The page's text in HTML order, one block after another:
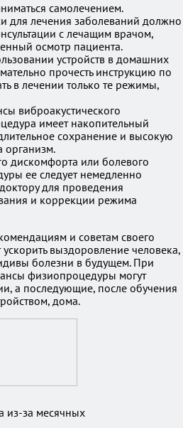
самолечением.
для лечения заболеваний должно
с лечащим врачом,
осмотр пациента.
устройств в домашних
прочесть инструкцию по
в лечении только те режимы,
виброакустического
имеет накопительный
сохранение и высокую
организм.
дискомфорта или болевого
ее следует немедленно
для проведения
и коррекции режима
и советам своего
выздоровление человека,
болезни в будущем. При
физиопроцедуры могут
а последующие, после обучения
дома.
из-за месячных